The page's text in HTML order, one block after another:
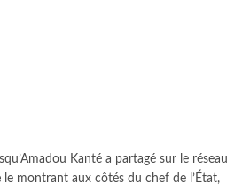
Kanté a partagé sur le réseau
le montrant aux côtés du chef de l’État,